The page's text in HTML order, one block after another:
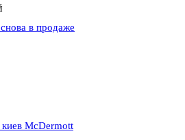
в продаже
McDermott